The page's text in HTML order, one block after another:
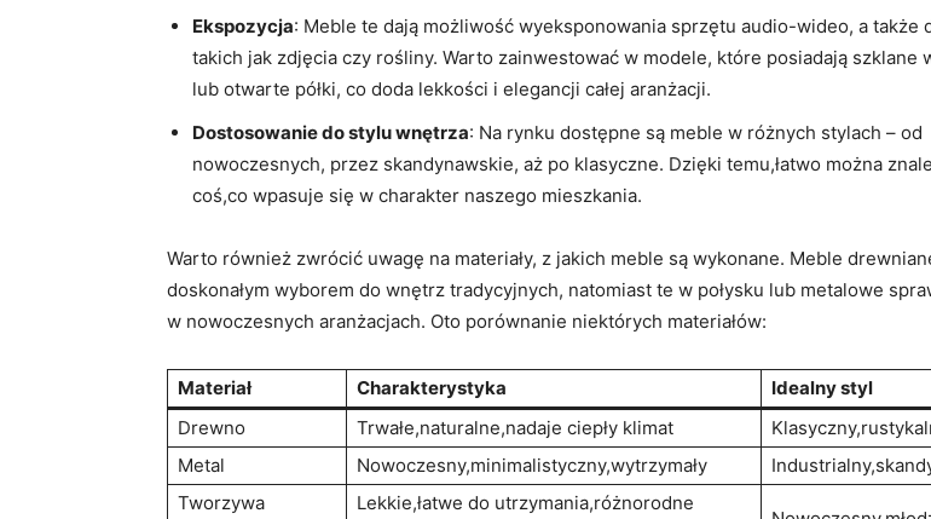
Ekspozycja: Meble te dają możliwość wyeksponowania sprzętu audio-wideo, a także
takich jak zdjęcia czy rośliny. Warto zainwestować w modele, które posiadają szklane
lub otwarte półki, co doda lekkości i elegancji całej aranżacji.
Dostosowanie do stylu wnętrza: Na rynku dostępne są meble w różnych stylach – od
nowoczesnych, przez skandynawskie, aż po klasyczne. Dzięki temu,łatwo można
coś,co wpasuje się w charakter naszego mieszkania.
Warto również zwrócić uwagę na materiały, z jakich meble są wykonane. Meble
doskonałym wyborem do wnętrz tradycyjnych, natomiast te w połysku lub metalowe
w nowoczesnych aranżacjach. Oto porównanie niektórych materiałów:
Materiał Charakterystyka
Idealny styl
Drewno
Trwałe,naturalne,nadaje ciepły klimat
Metal
Nowoczesny,minimalistyczny,wytrzymały
Tworzywa
Lekkie,łatwe do utrzymania,różnorodne